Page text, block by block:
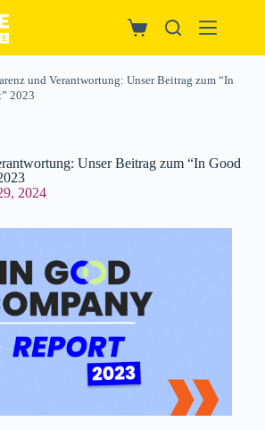
und Verantwortung: Unser Beitrag zum “In
2023
Unser Beitrag zum “In Good
2024